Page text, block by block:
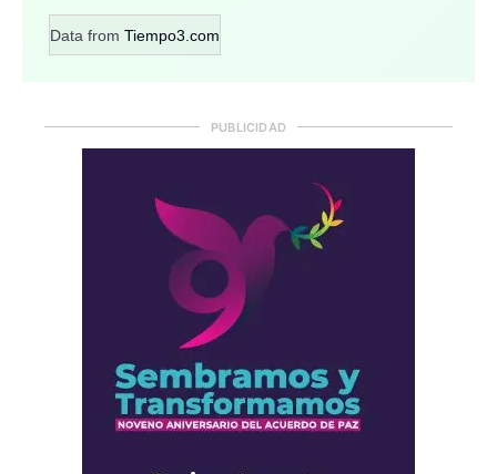
Data from Tiempo3.com
PUBLICIDAD